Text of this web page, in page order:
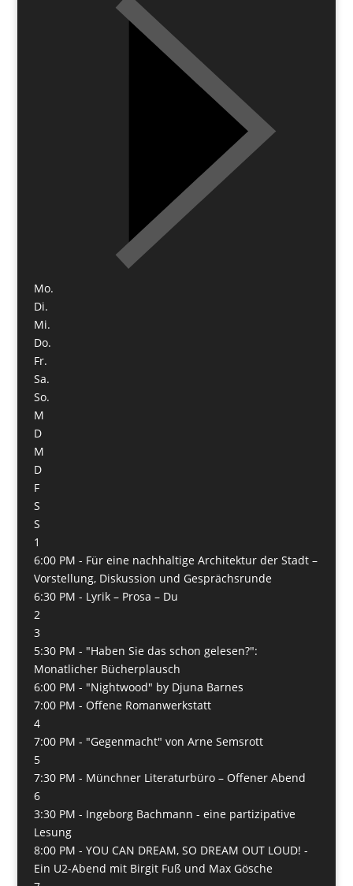
Mo.
Di.
Mi.
Do.
Fr.
Sa.
So.
M
D
M
D
F
S
S
1
6:00 PM - Für eine nachhaltige Architektur der Stadt –
Vorstellung, Diskussion und Gesprächsrunde
6:30 PM - Lyrik – Prosa – Du
2
3
5:30 PM - "Haben Sie das schon gelesen?":
Monatlicher Bücherplausch
6:00 PM - "Nightwood" by Djuna Barnes
7:00 PM - Offene Romanwerkstatt
4
7:00 PM - "Gegenmacht" von Arne Semsrott
5
7:30 PM - Münchner Literaturbüro – Offener Abend
6
3:30 PM - Ingeborg Bachmann - eine partizipative
Lesung
8:00 PM - YOU CAN DREAM, SO DREAM OUT LOUD! -
Ein U2-Abend mit Birgit Fuß und Max Gösche